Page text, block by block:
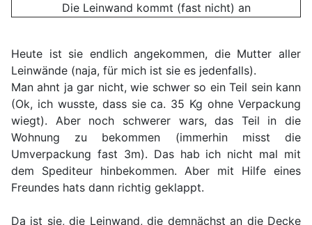
Die Leinwand kommt (fast nicht) an
Heute ist sie endlich angekommen, die Mutter aller
Leinwände (naja, für mich ist sie es jedenfalls).
Man ahnt ja gar nicht, wie schwer so ein Teil sein kann
(Ok, ich wusste, dass sie ca. 35 Kg ohne Verpackung
wiegt). Aber noch schwerer wars, das Teil in die
Wohnung zu bekommen (immerhin misst die
Umverpackung fast 3m). Das hab ich nicht mal mit
dem Spediteur hinbekommen. Aber mit Hilfe eines
Freundes hats dann richtig geklappt.
Da ist sie, die Leinwand, die demnächst an die Decke